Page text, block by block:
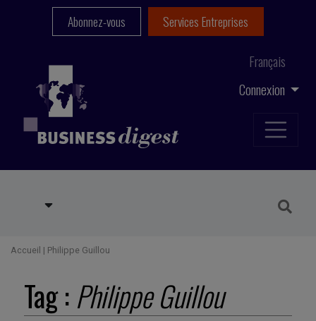
Connexion
Français
Abonnez-vous Services Entreprises
Accueil | Philippe Guillou
Tag : Philippe Guillou